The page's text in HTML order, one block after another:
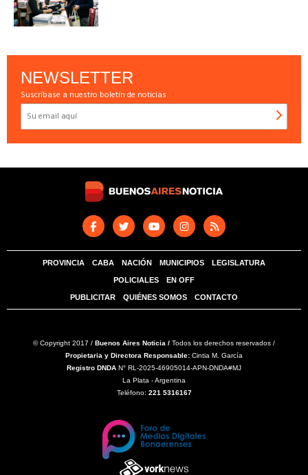
NEWSLETTER
Suscríbase a nuestro boletín de noticias
PROVINCIA CABA NACIÓN MUNICIPIOS LEGISLATURA
POLICIALES EN OFF
PUBLICITAR QUIÉNES SOMOS CONTACTO
© Copyright 2017 / Buenos Aires Noticia / Todos los derechos reservados /
Propietaria y Directora Responsable: Cintia M. García
Registro DNDA N° RL-2025-46905014-APN-DNDA#MJ
La Plata - Argentina
Teléfono: 221 5316167